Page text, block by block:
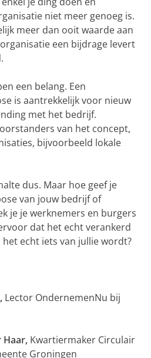
niet meer genoeg is.
meer dan ooit waarde aan
een bijdrage levert
een belang. Een
is aantrekkelijk voor nieuw
met het bedrijf.
van het concept,
bijvoorbeeld lokale
dus. Maar hoe geef je
van jouw bedrijf of
je je werknemers en burgers
dat het echt verankerd
echt iets van jullie wordt?
Lector OndernemenNu bij
Haar, Kwartiermaker Circulair
Groningen